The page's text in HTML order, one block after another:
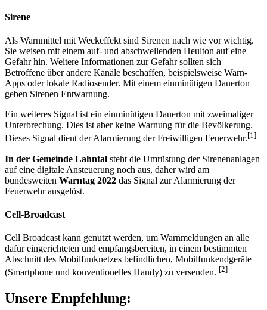
Sirene
Als Warnmittel mit Weckeffekt sind Sirenen nach wie vor wichtig.
Sie weisen mit einem auf- und abschwellenden Heulton auf eine
Gefahr hin. Weitere Informationen zur Gefahr sollten sich
Betroffene über andere Kanäle beschaffen, beispielsweise Warn-
Apps oder lokale Radiosender. Mit einem einminütigen Dauerton
geben Sirenen Entwarnung.
Ein weiteres Signal ist ein einminütigen Dauerton mit zweimaliger
Unterbrechung. Dies ist aber keine Warnung für die Bevölkerung.
Dieses Signal dient der Alarmierung der Freiwilligen Feuerwehr.[1]
In der Gemeinde Lahntal steht die Umrüstung der Sirenenanlagen
auf eine digitale Ansteuerung noch aus, daher wird am
bundesweiten Warntag 2022 das Signal zur Alarmierung der
Feuerwehr ausgelöst.
Cell-Broadcast
Cell Broadcast kann genutzt werden, um Warnmeldungen an alle
dafür eingerichteten und empfangsbereiten, in einem bestimmten
Abschnitt des Mobilfunknetzes befindlichen, Mobilfunkendgeräte
(Smartphone und konventionelles Handy) zu versenden. [2]
Unsere Empfehlung: